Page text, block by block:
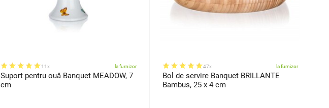
11x la furnizor
Suport pentru ouă Banquet MEADOW, 7
cm
47x la furnizor
Bol de servire Banquet BRILLANTE
Bambus, 25 x 4 cm